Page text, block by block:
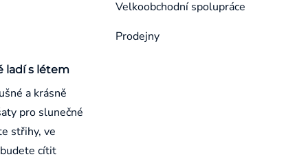
ladí s létem
a krásně
pro slunečné
střihy, ve
cítit
Velkoobchodní spolupráce
Prodejny